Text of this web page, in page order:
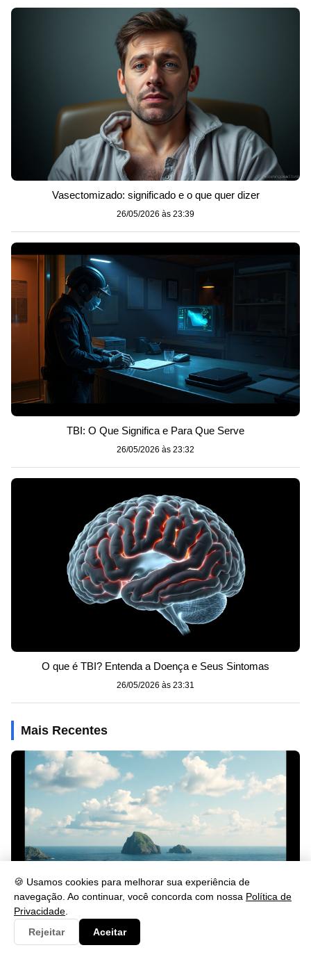
🍪 Usamos cookies para melhorar sua experiência de
navegação. Ao continuar, você concorda com nossa Política de
Privacidade
Rejeitar
Aceitar
Vasectomizado: significado e o que quer dizer
26/05/2026 às 23:39
TBI: O Que Significa e Para Que Serve
26/05/2026 às 23:32
O que é TBI? Entenda a Doença e Seus Sintomas
26/05/2026 às 23:31
Mais Recentes
Sinônimo de Impedimento: Veja Palavras Equivalentes